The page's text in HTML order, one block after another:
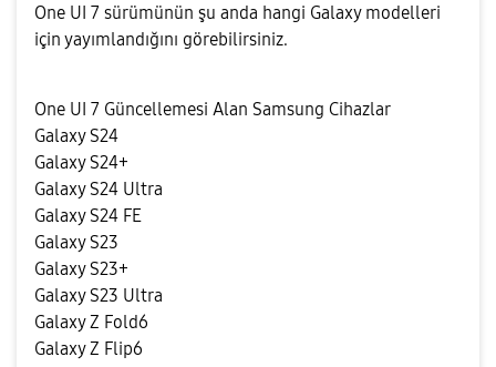
One UI 7 sürümünün şu anda hangi Galaxy modelleri
için yayımlandığını görebilirsiniz.
One UI 7 Güncellemesi Alan Samsung Cihazlar
Galaxy S24
Galaxy S24+
Galaxy S24 Ultra
Galaxy S24 FE
Galaxy S23
Galaxy S23+
Galaxy S23 Ultra
Galaxy Z Fold6
Galaxy Z Flip6